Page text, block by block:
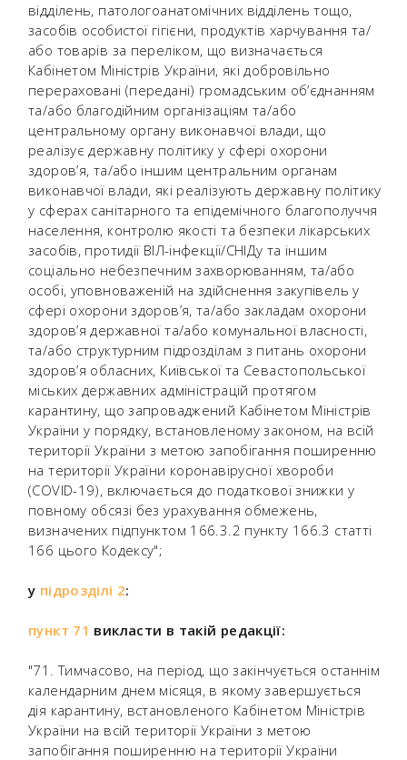
відділень, патологоанатомічних відділень тощо,
засобів особистої гігієни, продуктів харчування та/
або товарів за переліком, що визначається
Кабінетом Міністрів України, які добровільно
перераховані (передані) громадським об’єднанням
та/або благодійним організаціям та/або
центральному органу виконавчої влади, що
реалізує державну політику у сфері охорони
здоров’я, та/або іншим центральним органам
виконавчої влади, які реалізують державну політику
у сферах санітарного та епідемічного благополуччя
населення, контролю якості та безпеки лікарських
засобів, протидії ВІЛ-інфекції/СНІДу та іншим
соціально небезпечним захворюванням, та/або
особі, уповноваженій на здійснення закупівель у
сфері охорони здоров’я, та/або закладам охорони
здоров’я державної та/або комунальної власності,
та/або структурним підрозділам з питань охорони
здоров’я обласних, Київської та Севастопольської
міських державних адміністрацій протягом
карантину, що запроваджений Кабінетом Міністрів
України у порядку, встановленому законом, на всій
території України з метою запобігання поширенню
на території України коронавірусної хвороби
(COVID-19), включається до податкової знижки у
повному обсязі без урахування обмежень,
визначених підпунктом 166.3.2 пункту 166.3 статті
166 цього Кодексу";
у підрозділі 2:
пункт 71 викласти в такій редакції:
"71. Тимчасово, на період, що закінчується останнім
календарним днем місяця, в якому завершується
дія карантину, встановленого Кабінетом Міністрів
України на всій території України з метою
запобігання поширенню на території України